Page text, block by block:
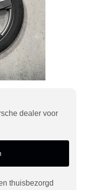
dealer voor
thuisbezorgd